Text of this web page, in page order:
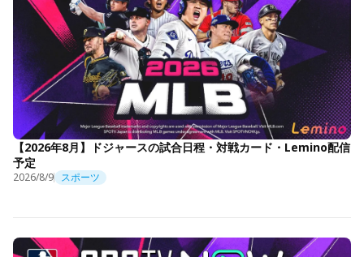
【2026年8月】ドジャースの試合日程・対戦カード・Lemino配信
予定
2026/8/9 スポーツ